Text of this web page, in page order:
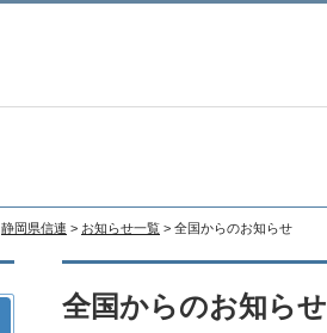
静岡県信連 > お知らせ一覧 > 全国からのお知らせ
全国からのお知らせ